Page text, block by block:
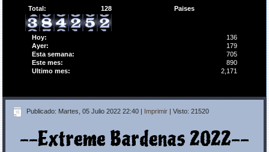
Total: 128 Paises
Hoy:
136
Ayer:
179
Esta semana:
705
Este mes:
890
Ultimo mes:
2,171
Publicado: Martes, 05 Julio 2022 22:40 | Imprimir | Visto: 21520
--Extreme Bardenas 2022--